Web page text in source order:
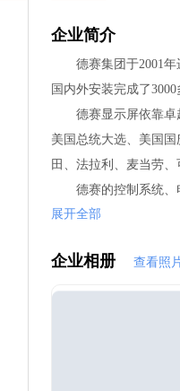
企业简介
德赛集团于2001年进
国内外安装完成了3000
德赛显示屏依靠卓越
美国总统大选、美国
田、法拉利、麦当劳
德赛的控制系统、电
每一块出厂的德赛LED
展开全部
企业相册 查看照